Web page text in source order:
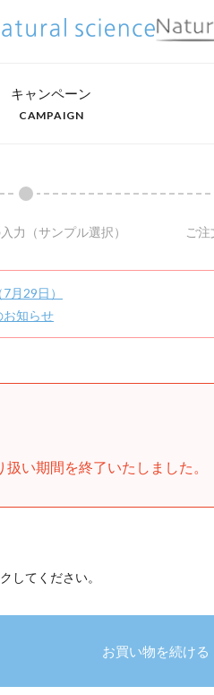
キャンペーン
CAMPAIGN
力 （サンプル選択） ご
月29日）
お知らせ
い期間を終了いたしました。
してください。
お買い物を続ける